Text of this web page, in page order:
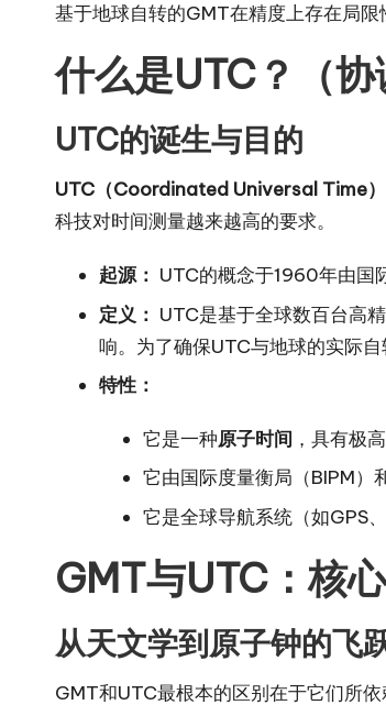
基于地球自转的GMT在精度上存在局限
什么是UTC？（协
UTC的诞生与目的
UTC（Coordinated Universal Time）
科技对时间测量越来越高的要求。
起源： UTC的概念于1960年由国
定义： UTC是基于全球数百台高
响。为了确保UTC与地球的实际
特性：
它是一种原子时间 ，具有极
它由国际度量衡局（BIPM）
它是全球导航系统（如GPS
GMT与UTC：核
从天文学到原子钟的飞
GMT和UTC最根本的区别在于它们所依